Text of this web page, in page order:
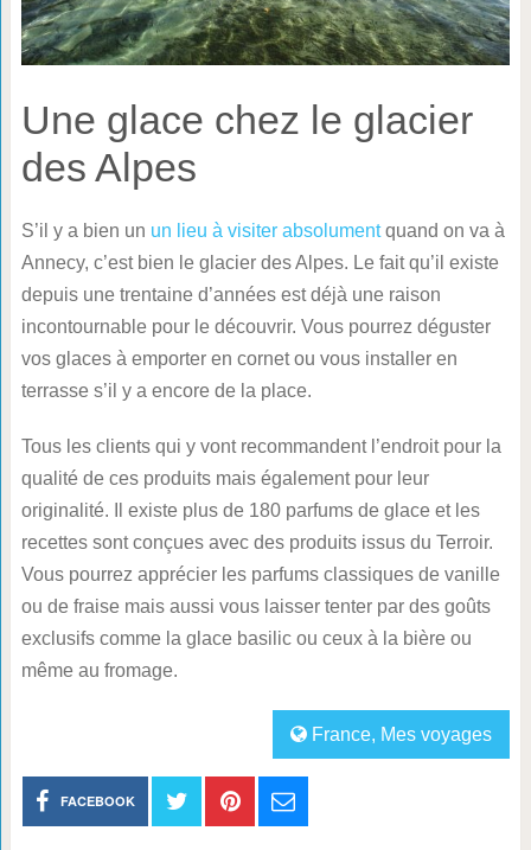
Une glace chez le glacier
des Alpes
S’il y a bien un un lieu à visiter absolumentquand on va à
Annecy, c’est bien le glacier des Alpes. Le fait qu’il existe
depuis une trentaine d’années est déjà une raison
incontournable pour le découvrir. Vous pourrez déguster
vos glaces à emporter en cornet ou vous installer en
terrasse s’il y a encore de la place.
Tous les clients qui y vont recommandent l’endroit pour la
qualité de ces produits mais également pour leur
originalité. Il existe plus de 180 parfums de glace et les
recettes sont conçues avec des produits issus du Terroir.
Vous pourrez apprécier les parfums classiques de vanille
ou de fraise mais aussi vous laisser tenter par des goûts
exclusifs comme la glace basilic ou ceux à la bière ou
même au fromage.
France, Mes voyages
FACEBOOK